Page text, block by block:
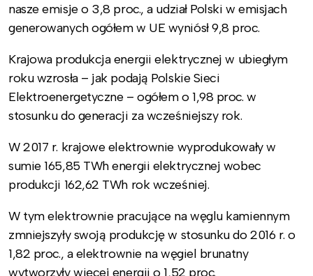
nasze emisje o 3,8 proc., a udział Polski w emisjach
generowanych ogółem w UE wyniósł 9,8 proc.
Krajowa produkcja energii elektrycznej w ubiegłym
roku wzrosła – jak podają Polskie Sieci
Elektroenergetyczne – ogółem o 1,98 proc. w
stosunku do generacji za wcześniejszy rok.
W 2017 r. krajowe elektrownie wyprodukowały w
sumie 165,85 TWh energii elektrycznej wobec
produkcji 162,62 TWh rok wcześniej.
W tym elektrownie pracujące na węglu kamiennym
zmniejszyły swoją produkcję w stosunku do 2016 r. o
1,82 proc., a elektrownie na węgiel brunatny
wytworzyły więcej energii o 1,52 proc.